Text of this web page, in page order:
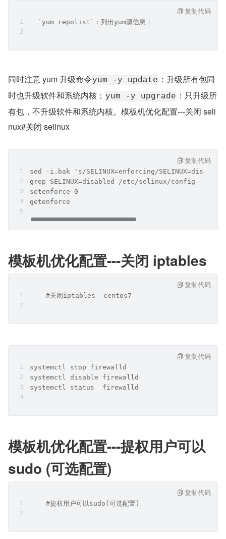
  `yum repolist`：列出yum源信息；
复制代码
同时注意 yum 升级命令yum -y update ：升级所有包同
时也升级软件和系统内核； yum -y upgrade ：只升级所
有包，不升级软件和系统内核。模板机优化配置---关闭 seli
nux#关闭 selinux
sed -i.bak 's/SELINUX=enforcing/
grep SELINUX=disabled /etc/selinux/config
setenforce 0
getenforce
复制代码
模板机优化配置---关闭 iptables
    #关闭iptables  centos7
复制代码
systemctl stop firewalld
systemctl disable firewalld
systemctl status  firewalld
复制代码
模板机优化配置---提权用户可以
sudo (可选配置)
    #提权用户可以sudo(可选配置)
复制代码